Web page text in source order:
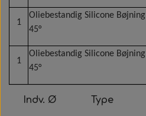
1
Oliebestandig Silicone Bøjning
45°
1
Oliebestandig Silicone Bøjning
45°
Indv. Ø Type